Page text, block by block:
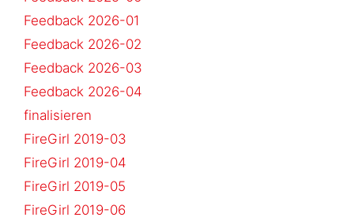
Feedback 2026-01
Feedback 2026-02
Feedback 2026-03
Feedback 2026-04
finalisieren
FireGirl 2019-03
FireGirl 2019-04
FireGirl 2019-05
FireGirl 2019-06